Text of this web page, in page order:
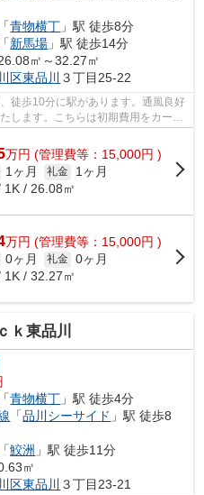
「青物横丁 」駅 徒歩8分
「新馬場 」駅 徒歩14分
㎡～32.27㎡
区東品川 ３丁目25-22
徒歩10分に駅があります。通風良好
します。こちらは初期費用をカード
万円 (管理費等：15,000円 )
1ヶ月 礼金
1ヶ月
1K / 26.08㎡
万円 (管理費等：15,000円 )
0ヶ月 礼金 0ヶ月
1K / 32.27㎡
ｋ東品川
「青物横丁 」駅 徒歩4分
「品川シーサイド 」駅 徒歩8
「鮫洲 」駅 徒歩11分
㎡
区東品川 ３丁目23-21